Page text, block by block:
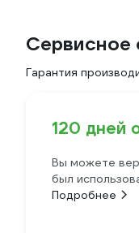
Сервисное
Гарантия
120 дней
Вы можете
был
Подробнее